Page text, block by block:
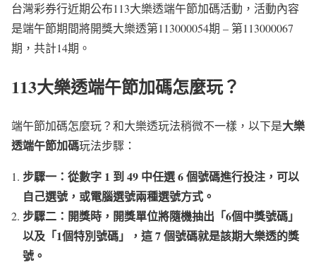
台灣彩券行近期公布113大樂透端午節加碼活動，活動內容
是端午節期間將開獎大樂透第113000054期 – 第113000067
期，共計14期。
113大樂透端午節加碼怎麼玩？
端午節加碼怎麼玩？和大樂透玩法稍微不一樣，以下是大樂
透端午節加碼玩法步驟：
步驟一：從數字 1 到 49 中任選 6 個號碼進行投注，可以
自己選號，或電腦選號兩種選號方式。
步驟二：開獎時，開獎單位將隨機抽出「6個中獎號碼」
以及「1個特別號碼」，這 7 個號碼就是該期大樂透的獎
號。